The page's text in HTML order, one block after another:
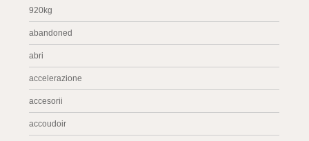
920kg
abandoned
abri
accelerazione
accesorii
accoudoir